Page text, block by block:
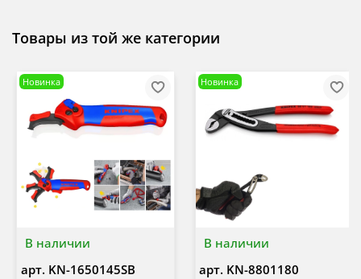
Товары из той же категории
В наличии
Новинка
арт. KN-1650145SB
В наличии
Новинка
арт. KN-8801180